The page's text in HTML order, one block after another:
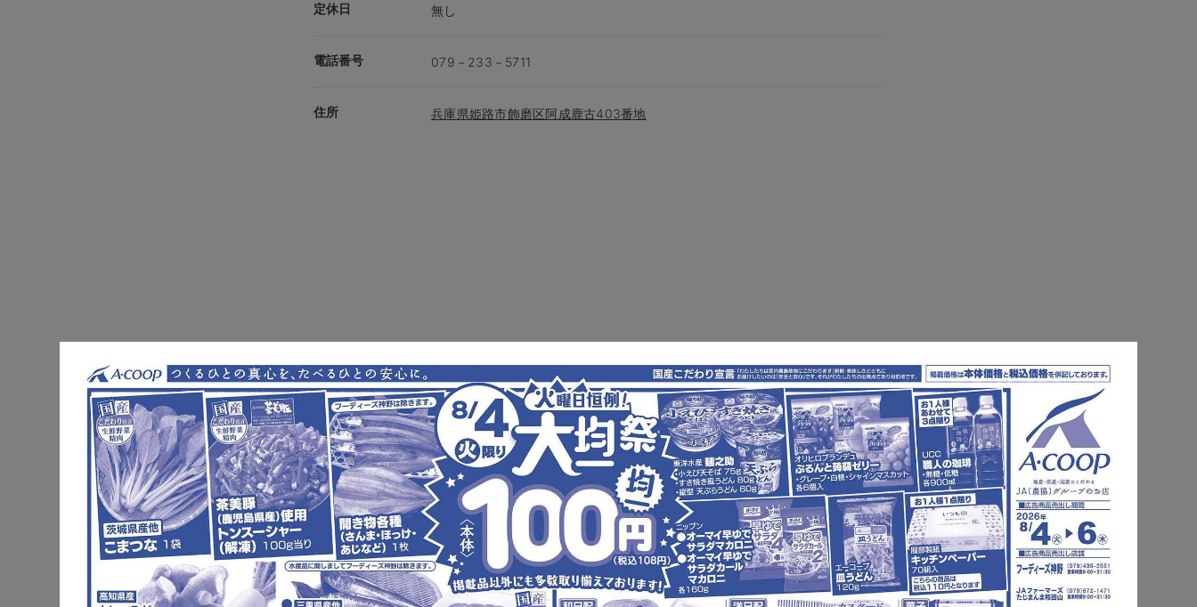
定休日 無し
電話番号 079－233－5711
住所 兵庫県姫路市飾磨区阿成鹿古403番地
公式サイト https://www.acoop-kinki.co.jp/shop/details-takahama.html
駐車場 有り（62台）
電子マネー Vマネー